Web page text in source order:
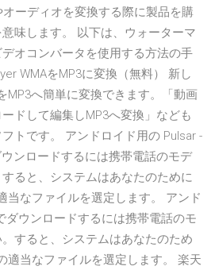
ーディオを変換する際に製品を購
味します。 以下は、ウォーターマ
オコンバータを使用する方法の手
WMAをMP3に変換（無料） 新し
MP3へ簡単に変換できます。「動画
ドして編集しMP3へ変換」なども
トです。 アンドロイド用の Pulsar -
ンロードするには携帯電話のモデ
ると、システムはあなたのために
当なファイルを選定します。 アンド
ダウンロードするには携帯電話のモ
すると、システムはあなたのため
適当なファイルを選定します。 楽天